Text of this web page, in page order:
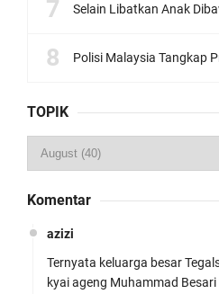
Selain Libatkan Anak Dibawah Umur, Aksi Ganyang Komunis Jadi Sorotan Karena
Polisi Malaysia Tangkap Presiden Hizbut Tahrir
TOPIK
Komentar
azizi
Ternyata keluarga besar
kyai ageng Muhammad